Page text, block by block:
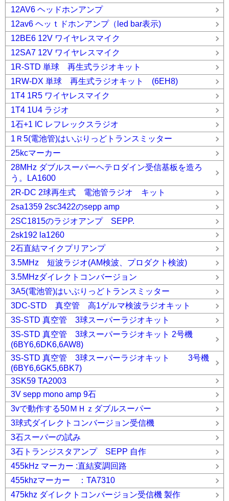
12AV6 ヘッドホンアンプ
12av6 ヘッｔドホンアンプ（led bar表示)
12BE6 12V ワイヤレスマイク
12SA7 12V ワイヤレスマイク
1R-STD 単球 再生式ラジオキット
1RW-DX 単球 再生式ラジオキット (6EH8)
1T4 1R5 ワイヤレスマイク
1T4 1U4 ラジオ
1石+1 IC レフレックスラジオ
1Ｒ5(電池管)はいぶりっどトランスミッター
25kcマーカー
28MHz ダブルスーパーヘテロダイン受信基板を造ろ
う。LA1600
2R-DC 2球再生式 電池管ラジオ キット
2sa1359 2sc3422のsepp amp
2SC1815のラジオアンプ SEPP.
2sk192 la1260
2石直結マイクプリアンプ
3.5MHz 短波ラジオ(AM検波、プロダクト検波)
3.5MHzダイレクトコンバージョン
3A5(電池管)はいぶりっどトランスミッター
3DC-STD 真空管 高1ゲルマ検波ラジオキット
3S-STD 真空管 3球スーパーラジオキット
3S-STD 真空管 3球スーパーラジオキット 2号機
(6BY6,6DK6,6AW8)
3S-STD 真空管 3球スーパーラジオキット 3号機
(6BY6,6GK5,6BK7)
3SK59 TA2003
3V sepp mono amp 9石
3vで動作する50ＭＨｚダブルスーパー
3球式ダイレクトコンバージョン受信機
3石スーパーの試み
3石トランジスタアンプ SEPP 自作
455kHz マーカー :直結変調回路
455khzマーカー ：TA7310
475khz ダイレクトコンバージョン受信機 製作